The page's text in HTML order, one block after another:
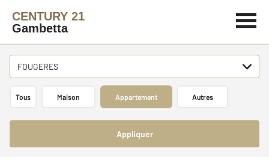
CENTURY 21
Gambetta
FOUGERES
Tous Maison Appartement Autres
Appliquer